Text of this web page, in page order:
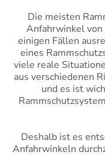
Die meisten
Anfahrwinkel von
einigen Fällen
eines
viele reale
aus verschiedenen
und es ist
Deshalb ist es
Anfahrwinkeln